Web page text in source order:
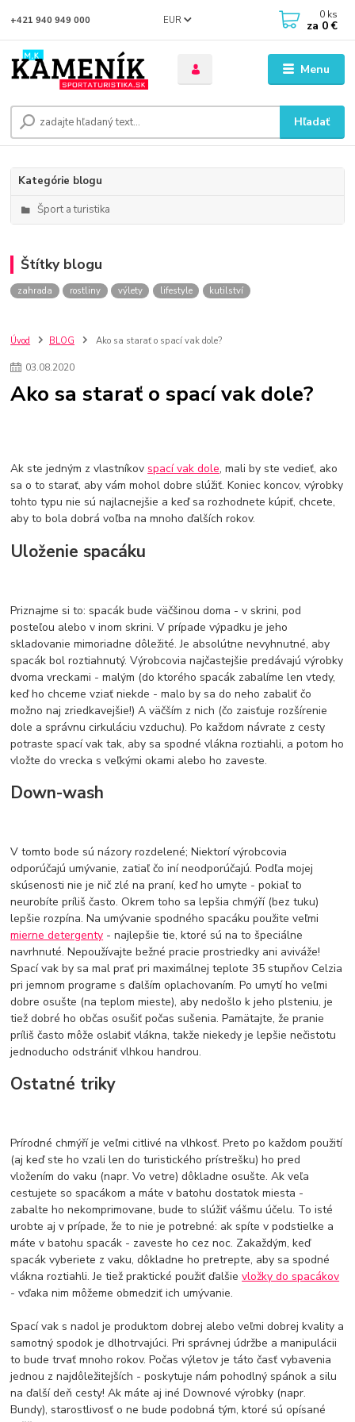
Menu
EUR
Hľadať
+421 940 949 000 0 ks
za 0 €
Kategórie blogu
Šport a turistika
Štítky blogu
zahrada rostliny výlety lifestyle kutilství
Úvod BLOG Ako sa starať o spací vak dole?
03.08.2020
Ako sa starať o spací vak dole?
Ak ste jedným z vlastníkovspací vak dole, mali by ste vedieť, ako
sa o to starať, aby vám mohol dobre slúžiť. Koniec koncov, výrobky
tohto typu nie sú najlacnejšie a keď sa rozhodnete kúpiť, chcete,
aby to bola dobrá voľba na mnoho ďalších rokov.
Uloženie spacáku
Priznajme si to: spacák bude väčšinou doma - v skrini, pod
posteľou alebo v inom skrini. V prípade výpadku je jeho
skladovanie mimoriadne dôležité. Je absolútne nevyhnutné, aby
spacák bol roztiahnutý. Výrobcovia najčastejšie predávajú výrobky
dvoma vreckami - malým (do ktorého spacák zabalíme len vtedy,
keď ho chceme vziať niekde - malo by sa do neho zabaliť čo
možno naj zriedkavejšie!) A väčším z nich (čo zaisťuje rozšírenie
dole a správnu cirkuláciu vzduchu). Po každom návrate z cesty
potraste spací vak tak, aby sa spodné vlákna roztiahli, a potom ho
vložte do vrecka s veľkými okami alebo ho zaveste.
Down-wash
V tomto bode sú názory rozdelené; Niektorí výrobcovia
odporúčajú umývanie, zatiaľ čo iní neodporúčajú. Podľa mojej
skúsenosti nie je nič zlé na praní, keď ho umyte - pokiaľ to
neurobíte príliš často. Okrem toho sa lepšia chmýří (bez tuku)
lepšie rozpína. Na umývanie spodného spacáku použite veľmi
mierne detergenty - najlepšie tie, ktoré sú na to špeciálne
navrhnuté. Nepoužívajte bežné pracie prostriedky ani aviváže!
Spací vak by sa mal prať pri maximálnej teplote 35 stupňov Celzia
pri jemnom programe s ďalším oplachovaním. Po umytí ho veľmi
dobre osušte (na teplom mieste), aby nedošlo k jeho plsteniu, je
tiež dobré ho občas osušiť počas sušenia. Pamätajte, že pranie
príliš často môže oslabiť vlákna, takže niekedy je lepšie nečistotu
jednoducho odstrániť vlhkou handrou.
Ostatné triky
Prírodné chmýří je veľmi citlivé na vlhkosť. Preto po každom použití
(aj keď ste ho vzali len do turistického prístrešku) ho pred
vložením do vaku (napr. Vo vetre) dôkladne osušte. Ak veľa
cestujete so spacákom a máte v batohu dostatok miesta -
zabalte ho nekomprimovane, bude to slúžiť vášmu účelu. To isté
urobte aj v prípade, že to nie je potrebné: ak spíte v podstielke a
máte v batohu spacák - zaveste ho cez noc. Zakaždým, keď
spacák vyberiete z vaku, dôkladne ho pretrepte, aby sa spodné
vlákna roztiahli. Je tiež praktické použiť ďalšievložky do spacákov
- vďaka nim môžeme obmedziť ich umývanie.
Spací vak s nadol je produktom dobrej alebo veľmi dobrej kvality a
samotný spodok je dlhotrvajúci. Pri správnej údržbe a manipulácii
to bude trvať mnoho rokov. Počas výletov je táto časť vybavenia
jednou z najdôležitejších - poskytuje nám pohodlný spánok a silu
na ďalší deň cesty! Ak máte aj iné Downové výrobky (napr.
Bundy), starostlivosť o ne bude podobná tým, ktoré sú opísané